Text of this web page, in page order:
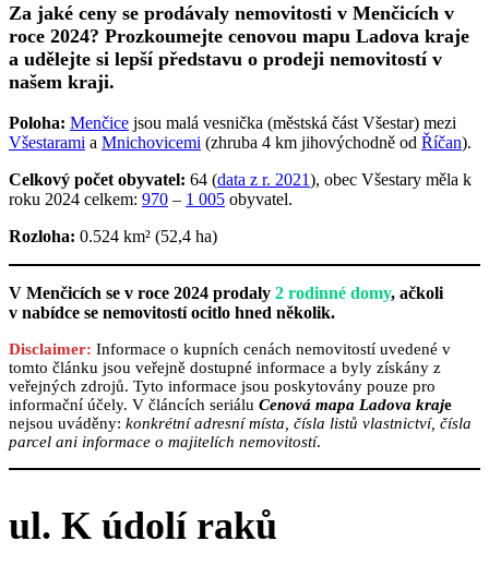
Za jaké ceny se prodávaly nemovitosti v Menčicích v
roce 2024? Prozkoumejte cenovou mapu Ladova kraje
a udělejte si lepší představu o prodeji nemovitostí v
našem kraji.
Poloha: Menčice jsou malá vesnička (městská část Všestar) mezi
Všestarami a Mnichovicemi (zhruba 4 km jihovýchodně od Říčan).
Celkový počet obyvatel: 64 (data z r. 2021), obec Všestary měla k
roku 2024 celkem: 970 – 1 005 obyvatel.
Rozloha: 0.524 km² (52,4 ha)
V Menčicích se v roce 2024 prodaly 2 rodinné domy, ačkoli
v nabídce se nemovitostí ocitlo hned několik.
Disclaimer: Informace o kupních cenách nemovitostí uvedené v
tomto článku jsou veřejně dostupné informace a byly získány z
veřejných zdrojů. Tyto informace jsou poskytovány pouze pro
informační účely. V článcích seriálu Cenová mapa Ladova kraje
nejsou uváděny: konkrétní adresní místa, čísla listů vlastnictví, čísla
parcel ani informace o majitelích nemovitostí.
ul. K údolí raků